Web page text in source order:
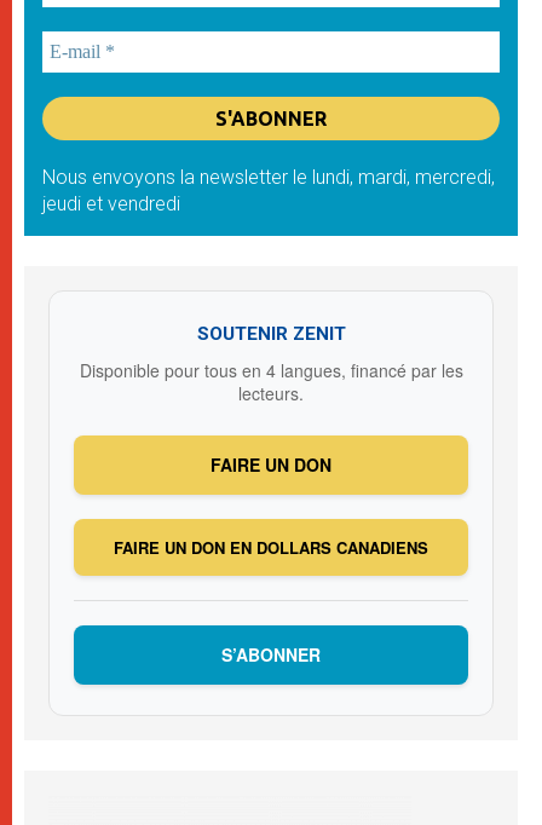
Nous envoyons la newsletter le lundi, mardi, mercredi,
jeudi et vendredi
SOUTENIR ZENIT
Disponible pour tous en 4 langues, financé par les
lecteurs.
FAIRE UN DON
FAIRE UN DON EN DOLLARS CANADIENS
S’ABONNER